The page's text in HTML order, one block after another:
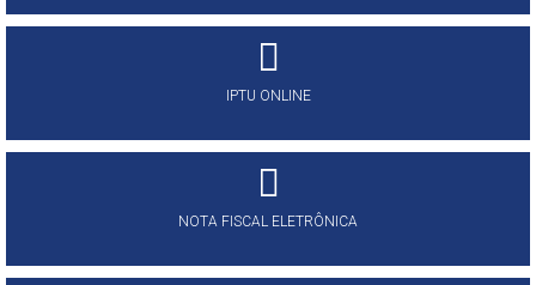
IPTU ONLINE
NOTA FISCAL ELETRÔNICA